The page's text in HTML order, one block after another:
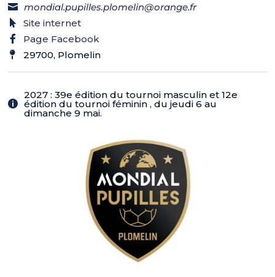
mondial.pupilles.plomelin@orange.fr
Site internet
Page Facebook
29700, Plomelin
2027 : 39e édition du tournoi masculin et 12e
édition du tournoi féminin , du jeudi 6 au
dimanche 9 mai.